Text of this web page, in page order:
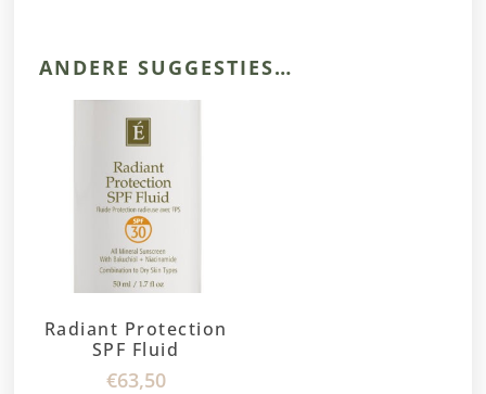
ANDERE SUGGESTIES…
Radiant Protection
SPF Fluid
€63,50